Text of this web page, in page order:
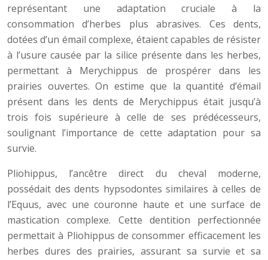
représentant une adaptation cruciale à la
consommation d’herbes plus abrasives. Ces dents,
dotées d’un émail complexe, étaient capables de résister
à l’usure causée par la silice présente dans les herbes,
permettant à Merychippus de prospérer dans les
prairies ouvertes. On estime que la quantité d’émail
présent dans les dents de Merychippus était jusqu’à
trois fois supérieure à celle de ses prédécesseurs,
soulignant l’importance de cette adaptation pour sa
survie.
Pliohippus, l’ancêtre direct du cheval moderne,
possédait des dents hypsodontes similaires à celles de
l’Equus, avec une couronne haute et une surface de
mastication complexe. Cette dentition perfectionnée
permettait à Pliohippus de consommer efficacement les
herbes dures des prairies, assurant sa survie et sa